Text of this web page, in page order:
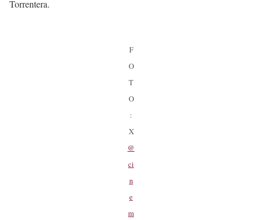
Torrentera.
F
O
T
O
:
X
@
ci
n
e
m